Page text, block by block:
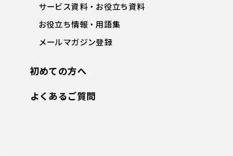
サービス資料・お役立ち資料
お役立ち情報・用語集
メールマガジン登録
初めての方へ
よくあるご質問